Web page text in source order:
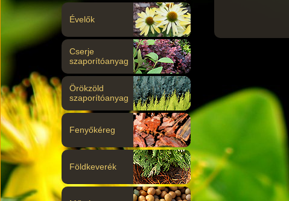
Évelők
Cserje
szaporítóanyag
Örökzöld
szaporítóanyag
Fenyőkéreg
Földkeverék